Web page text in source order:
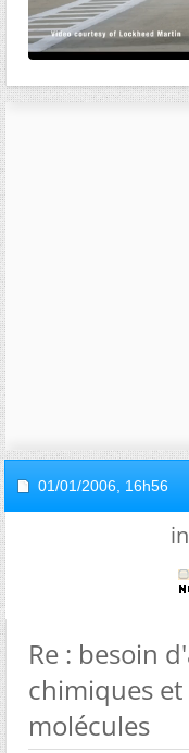
01/01/2006, 16h56
Re : besoin
chimiques
molécules